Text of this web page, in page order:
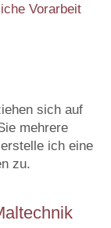
Vorarbeit
sich auf
mehrere
ich eine
zu.